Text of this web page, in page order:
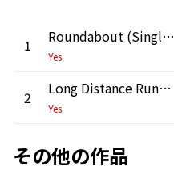
1 Roundabout (Single Edit)
Yes
2 Long Distance Runaround
Yes
その他の作品